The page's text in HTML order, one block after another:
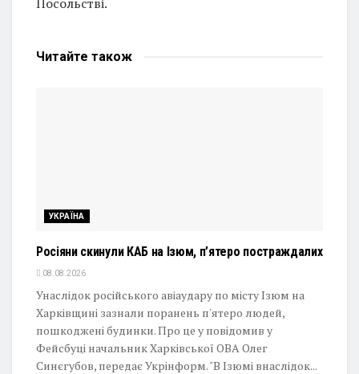
Читайте також
УКРАЇНА
Росіяни скинули КАБ на Ізюм, п’ятеро постраждалих
08.08.2026
Унаслідок російського авіаудару по місту Ізюм на
Харківщині зазнали поранень п'ятеро людей,
пошкоджені будинки. Про це у повідомив у
Фейсбуці начальник Харківської ОВА Олег
Синєгубов, передає Укрінформ. "В Ізюмі внаслідок...